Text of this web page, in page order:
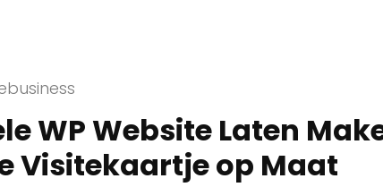
WP Website Laten
Visitekaartje op Maat